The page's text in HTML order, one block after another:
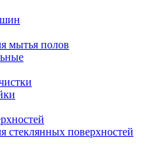
мытья полов
стеклянных поверхностей